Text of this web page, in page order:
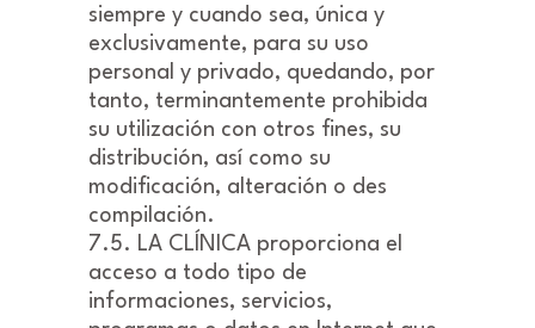
siempre y cuando sea, única y
exclusivamente, para su uso
personal y privado, quedando, por
tanto, terminantemente prohibida
su utilización con otros fines, su
distribución, así como su
modificación, alteración o des
compilación.
7.5. LA CLÍNICA proporciona el
acceso a todo tipo de
informaciones, servicios,